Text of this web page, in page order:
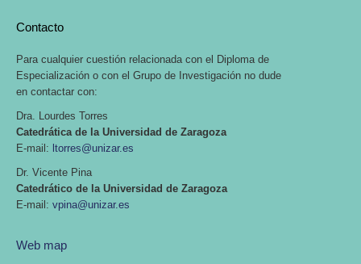
Contacto
Para cualquier cuestión relacionada con el Diploma de
Especialización o con el Grupo de Investigación no dude
en contactar con:
Dra. Lourdes Torres
Catedrática de la Universidad de Zaragoza
E-mail: ltorres@unizar.es
Dr. Vicente Pina
Catedrático de la Universidad de Zaragoza
E-mail: vpina@unizar.es
Web map